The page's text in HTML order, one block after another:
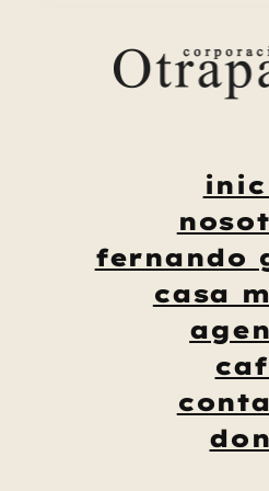
fernando
casa